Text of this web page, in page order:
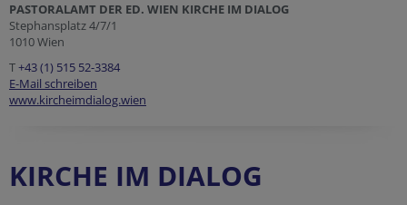
PASTORALAMT DER ED. WIEN KIRCHE IM DIALOG
Stephansplatz 4/7/1
1010 Wien
T+43 (1) 515 52-3384
E-Mail schreiben
www.kircheimdialog.wien
KIRCHE IM DIALOG